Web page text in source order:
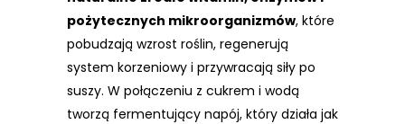
pożytecznych mikroorganizmów, które
pobudzają wzrost roślin, regenerują
system korzeniowy i przywracają siły po
suszy. W połączeniu z cukrem i wodą
tworzą fermentujący napój, który działa jak